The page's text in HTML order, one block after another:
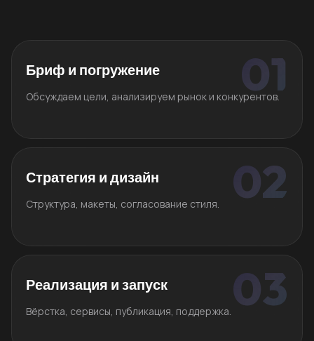
Бриф и погружение
Обсуждаем цели, анализируем рынок и конкурентов.
Стратегия и дизайн
Структура, макеты, согласование стиля.
Реализация и запуск
Вёрстка, сервисы, публикация, поддержка.